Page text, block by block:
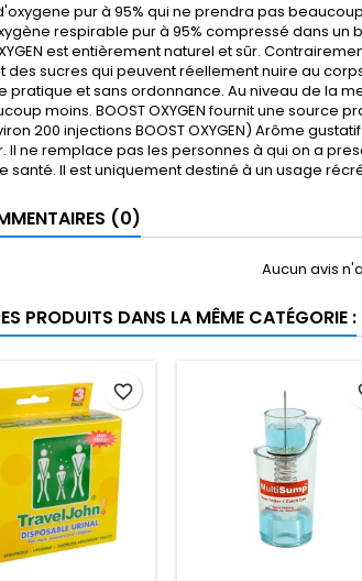
pur à 95% qui ne prendra pas
respirable pur à 95% compressé dans un
est entièrement naturel et sûr.
des sucres qui peuvent réellement nuire au
pratique et sans ordonnance. Au niveau de la
moins. BOOST OXYGEN fournit une source
200 injections BOOST OXYGEN) Arôme
Il ne remplace pas les personnes à qui on a
santé. Il est uniquement destiné à un usage
(0)
Aucun avis
PRODUITS DANS LA MÊME CATÉGORIE :
favorite_border